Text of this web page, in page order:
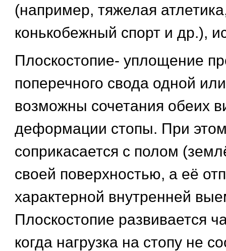
(например, тяжелая
конькобежный спорт и др.),
Плоскостопие- уплощение
поперечного свода одной
возможны сочетания обеих
деформации стопы. При
соприкасается с полом
своей поверхностью, а её
характерной внутренней
Плоскостопие развивается
когда нагрузка на стопу не